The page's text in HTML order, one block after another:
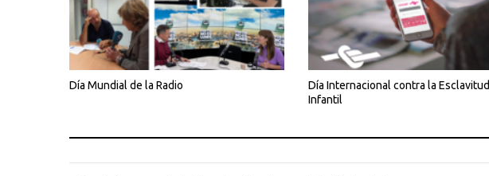
Día Mundial de la Radio
Día Internacional contra la Esclavitud
Infantil